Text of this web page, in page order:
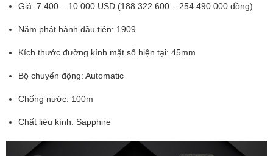
Giá: 7.400 – 10.000 USD (188.322.600 – 254.490.000 đồng)
Năm phát hành đầu tiên: 1909
Kích thước đường kính mặt số hiện tại: 45mm
Bộ chuyển động: Automatic
Chống nước: 100m
Chất liệu kính: Sapphire